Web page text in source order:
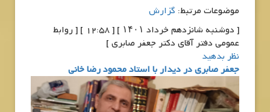
موضوعات مرتبط: گزارش
[ دوشنبه شانزدهم خرداد ۱۴۰۱ ] [ 12:58 ] [ روابط
عمومی دفتر آقای دکتر جعفر صابری ]
نظر بدهید
جعفر صابری در دیدار با استاد محمود رضا خانی